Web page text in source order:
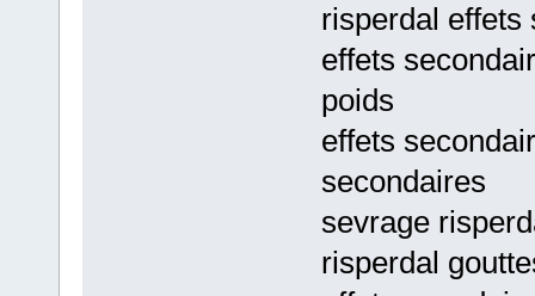
risperdal effets
effets
poids
effets
secondaires
sevrage
risperdal